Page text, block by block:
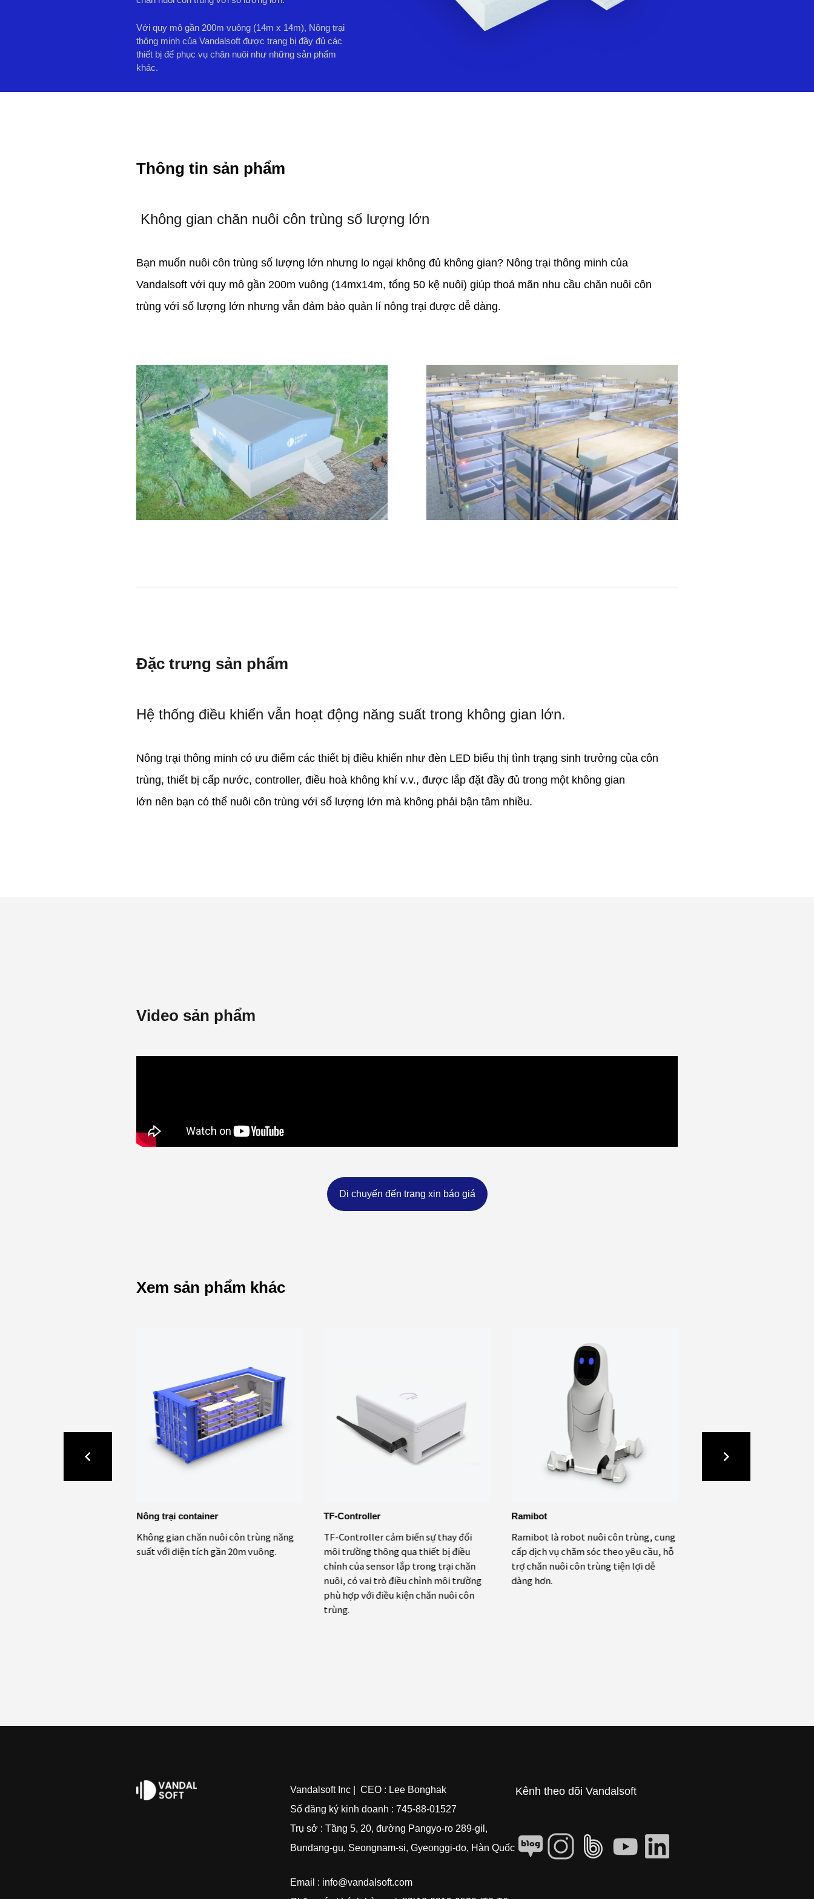
Với quy mô gần 200m vuông (14m x 14m), Nông trại
thông minh của Vandalsoft được trang bị đầy đủ các
thiết bị để phục vụ chăn nuôi như những sản phẩm
khác.
Thông tin sản phẩm
Không gian chăn nuôi côn trùng số lượng lớn
Bạn muốn nuôi côn trùng số lượng lớn nhưng lo ngại không đủ không gian? Nông trại thông minh của
Vandalsoft với quy mô gần 200m vuông (14mx14m, tổng 50 kệ nuôi) giúp thoả mãn nhu cầu chăn nuôi côn
trùng với số lượng lớn nhưng vẫn đảm bảo quản lí nông trại được dễ dàng.
Đặc trưng sản phẩm
Hệ thống điều khiển vẫn hoạt động năng suất trong không gian lớn.
Nông trại thông minh có ưu điểm các thiết bị điều khiển như đèn LED biểu thị tình trạng sinh trưởng của côn
trùng, thiết bị cấp nước, controller, điều hoà không khí v.v., được lắp đặt đầy đủ trong một không gian
lớn nên bạn có thể nuôi côn trùng với số lượng lớn mà không phải bận tâm nhiều.
Video sản phẩm
Di chuyến đến trang xin báo giá
Xem sản phẩm khác
Nông trại container
Không gian chăn nuôi côn trùng năng
suất với diện tích gần 20m vuông.
TF-Controller
TF-Controller cảm biến sự thay đổi
môi trường thông qua thiết bị điều
chỉnh của sensor lắp trong trại chăn
nuôi, có vai trò điều chỉnh môi trường
phù hợp với điều kiện chăn nuôi côn
trùng.
Ramibot
Ramibot là robot nuôi côn trùng, cung
cấp dịch vụ chăm sóc theo yêu cầu, hỗ
trợ chăn nuôi côn trùng tiện lợi dễ
dàng hơn.
Vandalsoft Inc | CEO : Lee Bonghak
Số đăng ký kinh doanh : 745-88-01527
Trụ sở : Tầng5, 20, đường Pangyo-ro 289-gil,
Bundang-gu, Seongnam-si, Gyeonggi-do, Hàn Quốc
Email : info@vandalsoft.com
Kênh theo dõi Vandalsoft